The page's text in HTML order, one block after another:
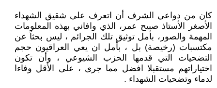
كان من دواعي الشرف أن اتعرف على شقيق الشهداء
الأصغر الأستاذ صبيح عمر، الذي وافاني بهذه المعلومات
المهمة والصور، بأمل توثيق تلك الجرائم ، ليس بحثاً عن
مكتسبات (رخيصة) بل ، بأمل ان يعي العراقيون حجم
التضحيات التي قدمها الحزب الشيوعي ، وأن تكون
اختياراتهم مستقبلا افضل مما جرى ، على الأقل وفاءا
لدماء وتضحيات الشهداء .